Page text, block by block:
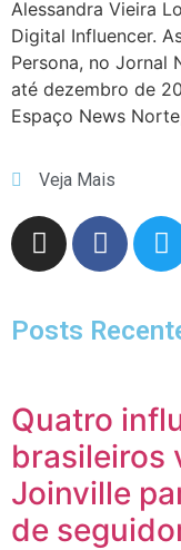
Alessandra Vieira
Digital Influencer.
Persona, no Jornal
até dezembro de
Espaço News
Veja Mais
Posts
Quatro
brasileiros
Joinville
de